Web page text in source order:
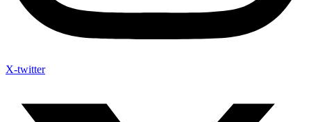
X-twitter